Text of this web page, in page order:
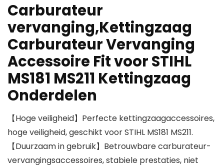
Carburateur
vervanging,Kettingzaag
Carburateur Vervanging
Accessoire Fit voor STIHL
MS181 MS211 Kettingzaag
Onderdelen
【Hoge veiligheid】Perfecte kettingzaagaccessoires,
hoge veiligheid, geschikt voor STIHL MS181 MS211.
【Duurzaam in gebruik】Betrouwbare carburateur-
vervangingsaccessoires, stabiele prestaties, niet